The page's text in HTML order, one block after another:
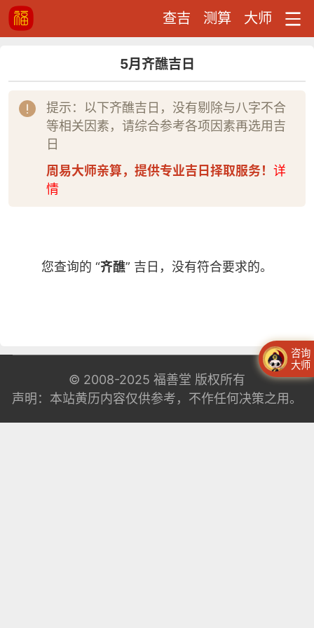
查吉 测算 大师
5月齐醮吉日
提示：以下齐醮吉日，没有剔除与八字不合
等相关因素，请综合参考各项因素再选用吉
日
周易大师亲算，提供专业吉日择取服务！ 详
情
您查询的 “齐醮” 吉日，没有符合要求的。
© 2008-2025 福善堂 版权所有
声明：本站黄历内容仅供参考，不作任何决策之用。
咨询
大师